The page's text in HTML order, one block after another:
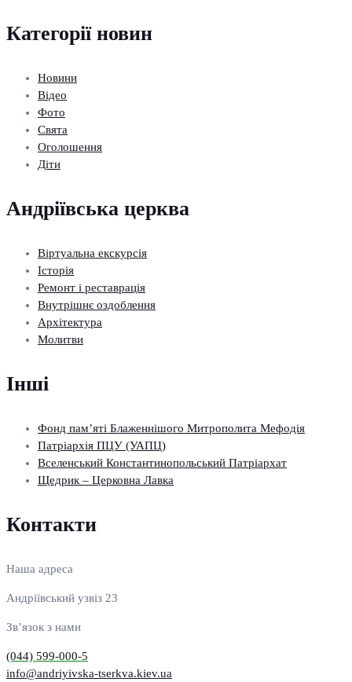
Категорії новин
Новини
Відео
Фото
Свята
Оголошення
Діти
Андріївська церква
Віртуальна екскурсія
Історія
Ремонт і реставрація
Внутрішнє оздоблення
Архітектура
Молитви
Інші
Фонд пам’яті Блаженнішого Митрополита Мефодія
Патріархія ПЦУ (УАПЦ)
Вселенський Константинопольський Патріархат
Щедрик – Церковна Лавка
Контакти
Наша адреса
Андріївський узвіз 23
Зв’язок з нами
(044) 599-000-5
info@andriyivska-tserkva.kiev.ua